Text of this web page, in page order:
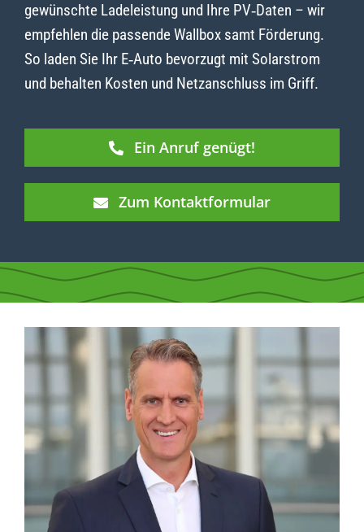
gewünschte Ladeleistung und Ihre PV‑Daten – wir
empfehlen die passende Wallbox samt Förderung.
So laden Sie Ihr E‑Auto bevorzugt mit Solarstrom
und behalten Kosten und Netzanschluss im Griff.
Ein Anruf genügt!
Zum Kontaktformular